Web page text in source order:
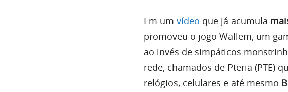
Em um vídeo que já acumula
promoveu o jogo Wallem, um
ao invés de simpáticos
rede, chamados de Pteria (PTE)
relógios, celulares e até mesmo